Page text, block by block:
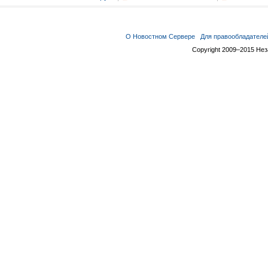
О Новостном Сервере
Для
Copyright 2009–2015